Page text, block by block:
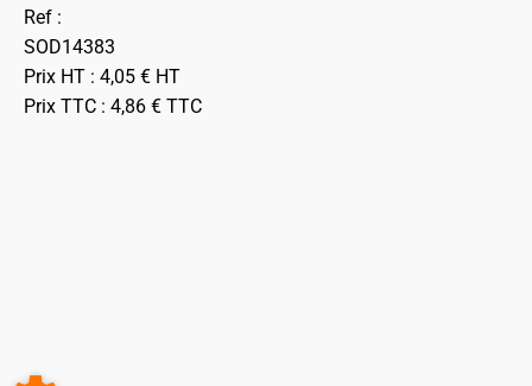
Ref :
SOD14383
Prix HT : 4,05 € HT
Prix TTC : 4,86 € TTC